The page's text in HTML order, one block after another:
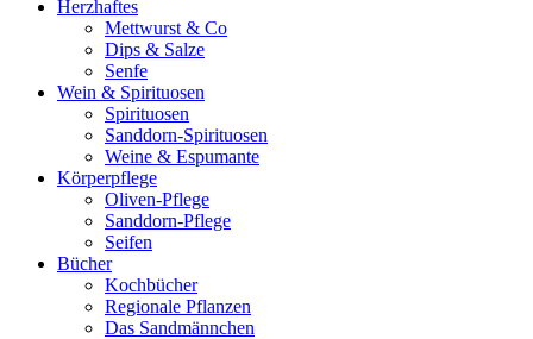
Herzhaftes
Mettwurst & Co
Dips & Salze
Senfe
Wein & Spirituosen
Spirituosen
Sanddorn-Spirituosen
Weine & Espumante
Körperpflege
Oliven-Pflege
Sanddorn-Pflege
Seifen
Bücher
Kochbücher
Regionale Pflanzen
Das Sandmännchen